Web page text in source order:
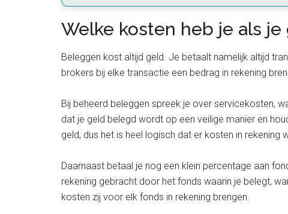
Welke kosten heb je als
Beleggen kost altijd geld. Je betaalt namelijk altijd
brokers bij elke transactie een bedrag in rekening
Bij beheerd beleggen spreek je over servicekosten,
dat je geld belegd wordt op een veilige manier en
geld, dus het is heel logisch dat er kosten in rekening
Daarnaast betaal je nog een klein percentage aan
rekening gebracht door het fonds waarin je belegt,
kosten zij voor elk fonds in rekening brengen.